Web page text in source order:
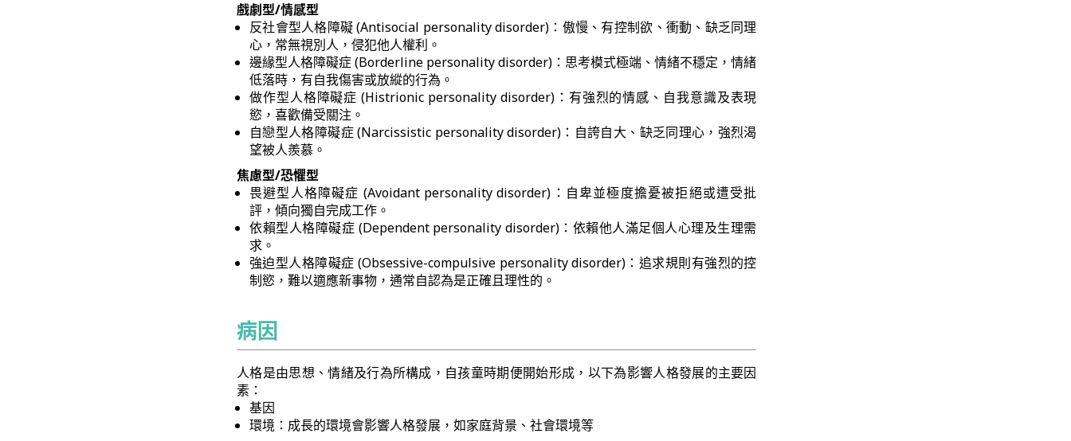
戲劇型/情感型
反社會型人格障礙 (Antisocial personality disorder)：傲慢、有控制欲、衝動、缺乏同理
心，常無視別人，侵犯他人權利。
邊緣型人格障礙症 (Borderline personality disorder)：思考模式極端、情緒不穩定，情緒
低落時，有自我傷害或放縱的行為。
做作型人格障礙症 (Histrionic personality disorder)：有強烈的情感、自我意識及表現
慾，喜歡備受關注。
自戀型人格障礙症 (Narcissistic personality disorder)：自誇自大、缺乏同理心，強烈渴
望被人羨慕。
焦慮型/恐懼型
畏避型人格障礙症 (Avoidant personality disorder)：自卑並極度擔憂被拒絕或遭受批
評，傾向獨自完成工作。
依賴型人格障礙症 (Dependent personality disorder)：依賴他人滿足個人心理及生理需
求。
強迫型人格障礙症 (Obsessive-compulsive personality disorder)：追求規則有強烈的控
制慾，難以適應新事物，通常自認為是正確且理性的。
病因
人格是由思想、情緒及行為所構成，自孩童時期便開始形成，以下為影響人格發展的主要因
素：
基因
環境：成長的環境會影響人格發展，如家庭背景、社會環境等